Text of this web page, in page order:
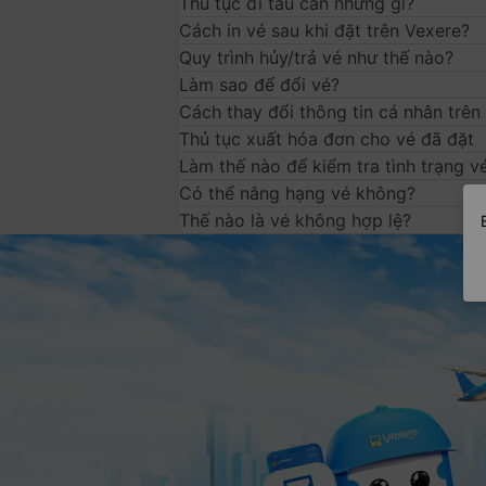
h
Cách in vé sau khi đặt trên Vexere?
Quy trình hủy/trả vé như thế nào?
Làm sao để đổi vé?
Cách thay đổi thông tin cá nhân trên
Thủ tục xuất hóa đơn cho vé đã đặt
Làm thế nào để kiểm tra tình trạng
Có thể nâng hạng vé không?
Thế nào là vé không hợp lệ?